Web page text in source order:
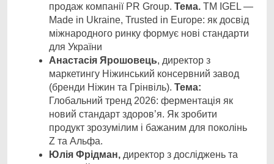
продаж компанії PR Group. Тема. ТМ IGEL —
Made in Ukraine, Trusted in Europe: як досвід
міжнародного ринку формує нові стандарти
для України
Анастасія Ярошовець, директор з
маркетингу Ніжинський консервний завод
(бренди Ніжин та Грінвіль). Тема:
Глобальний тренд 2026: ферментація як
новий стандарт здоров’я. Як зробити
продукт зрозумілим і бажаним для поколінь
Z та Альфа.
Юлія Фрідман, директор з досліджень та